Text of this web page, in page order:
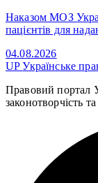
Наказом МОЗ
пацієнтів для
04.08.2026
UPУкраїнське
Правовий портал
законотворчість